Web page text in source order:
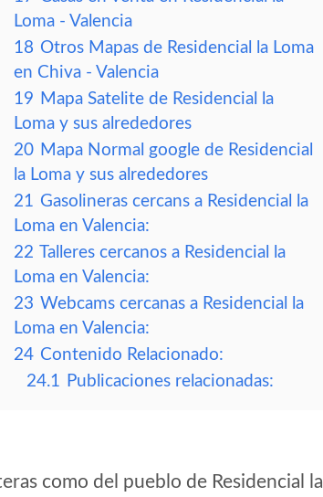
Loma - Valencia
18 Otros Mapas de Residencial la Loma
en Chiva - Valencia
19 Mapa Satelite de Residencial la
Loma y sus alrededores
20 Mapa Normal google de Residencial
la Loma y sus alrededores
21 Gasolineras cercans a Residencial la
Loma en Valencia:
22 Talleres cercanos a Residencial la
Loma en Valencia:
23 Webcams cercanas a Residencial la
Loma en Valencia:
24 Contenido Relacionado:
24.1 Publicaciones relacionadas:
como del pueblo de Residencial la